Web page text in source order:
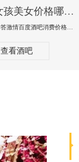
来安酒吧女孩美女价格哪家便宜-激情百度消费价格点评
本文详细为你解答激情百度酒吧消费价格点评，更多关于酒吧女孩美女价格哪家便宜免费咨询150 99997335微信同步！
查看酒吧